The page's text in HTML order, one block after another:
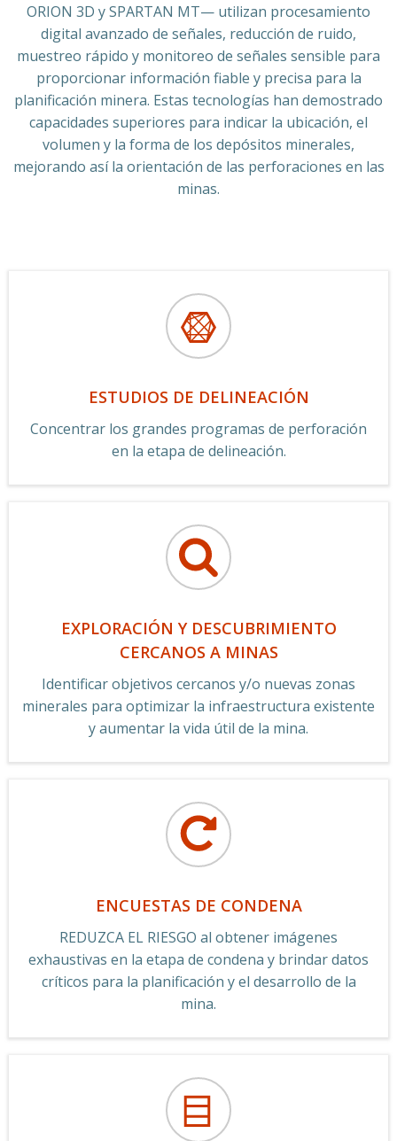
ORION 3D y SPARTAN MT— utilizan procesamiento
digital avanzado de señales, reducción de ruido,
muestreo rápido y monitoreo de señales sensible para
proporcionar información fiable y precisa para la
planificación minera. Estas tecnologías han demostrado
capacidades superiores para indicar la ubicación, el
volumen y la forma de los depósitos minerales,
mejorando así la orientación de las perforaciones en las
minas.
ESTUDIOS DE DELINEACIÓN
Concentrar los grandes programas de perforación
en la etapa de delineación.
EXPLORACIÓN Y DESCUBRIMIENTO
CERCANOS A MINAS
Identificar objetivos cercanos y/o nuevas zonas
minerales para optimizar la infraestructura existente
y aumentar la vida útil de la mina.
ENCUESTAS DE CONDENA
REDUZCA EL RIESGO al obtener imágenes
exhaustivas en la etapa de condena y brindar datos
críticos para la planificación y el desarrollo de la
mina.